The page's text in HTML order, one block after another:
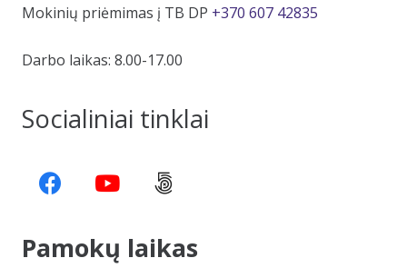
Mokinių priėmimas į TB DP +370 607 42835
Darbo laikas: 8.00-17.00
Socialiniai tinklai
Pamokų laikas